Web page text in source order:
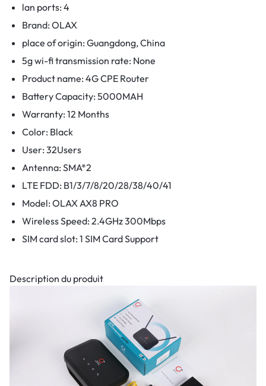
lan ports: 4
Brand: OLAX
place of origin: Guangdong, China
5g wi-fi transmission rate: None
Product name: 4G CPE Router
Battery Capacity: 5000MAH
Warranty: 12 Months
Color: Black
User: 32Users
Antenna: SMA*2
LTE FDD: B1/3/7/8/20/28/38/40/41
Model: OLAX AX8 PRO
Wireless Speed: 2.4GHz 300Mbps
SIM card slot: 1 SIM Card Support
Description du produit